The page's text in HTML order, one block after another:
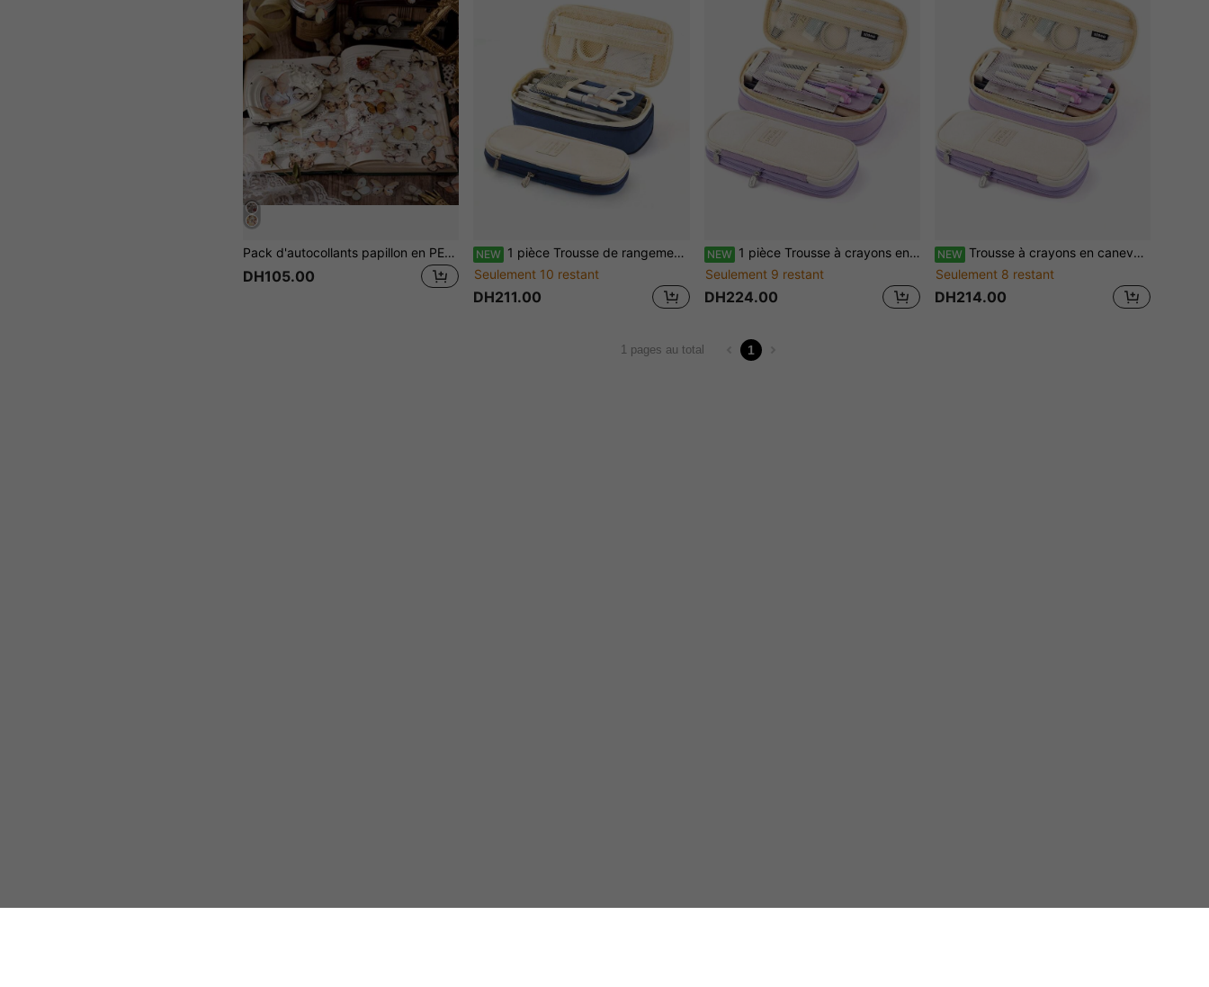
Pack d'autocollants papillon en PET, 40 pièces, autocollants de décoration artistique vintage pour scrapbooking DIY, fournitures scolaires pour la rentrée
DH105.00
NEW 1 pièce Trousse de rangement de papeterie multifonction transformable à grande capacité et télescopique
Seulement 10 restant
DH211.00
NEW 1 pièce Trousse à crayons en canevas multifonctionnelle grande capacité, sac de rangement de papeterie double couche grande capacité
Seulement 9 restant
DH224.00
NEW Trousse à crayons en canevas multifonction grande capacité, sac de rangement de papeterie double couche grande taille, 1 pièce
Seulement 8 restant
DH214.00
1 pages au total 1